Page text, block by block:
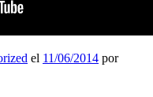
el 11/06/2014 por